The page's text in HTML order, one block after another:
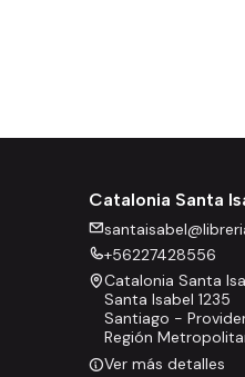
Catalonia Santa
+56227428556
Catalonia Santa
Santa Isabel 1235
Santiago -
Región
Ver más detalles